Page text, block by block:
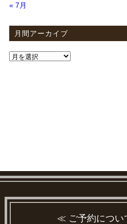
« 7月
月間アーカイブ
≪ ご予約につ